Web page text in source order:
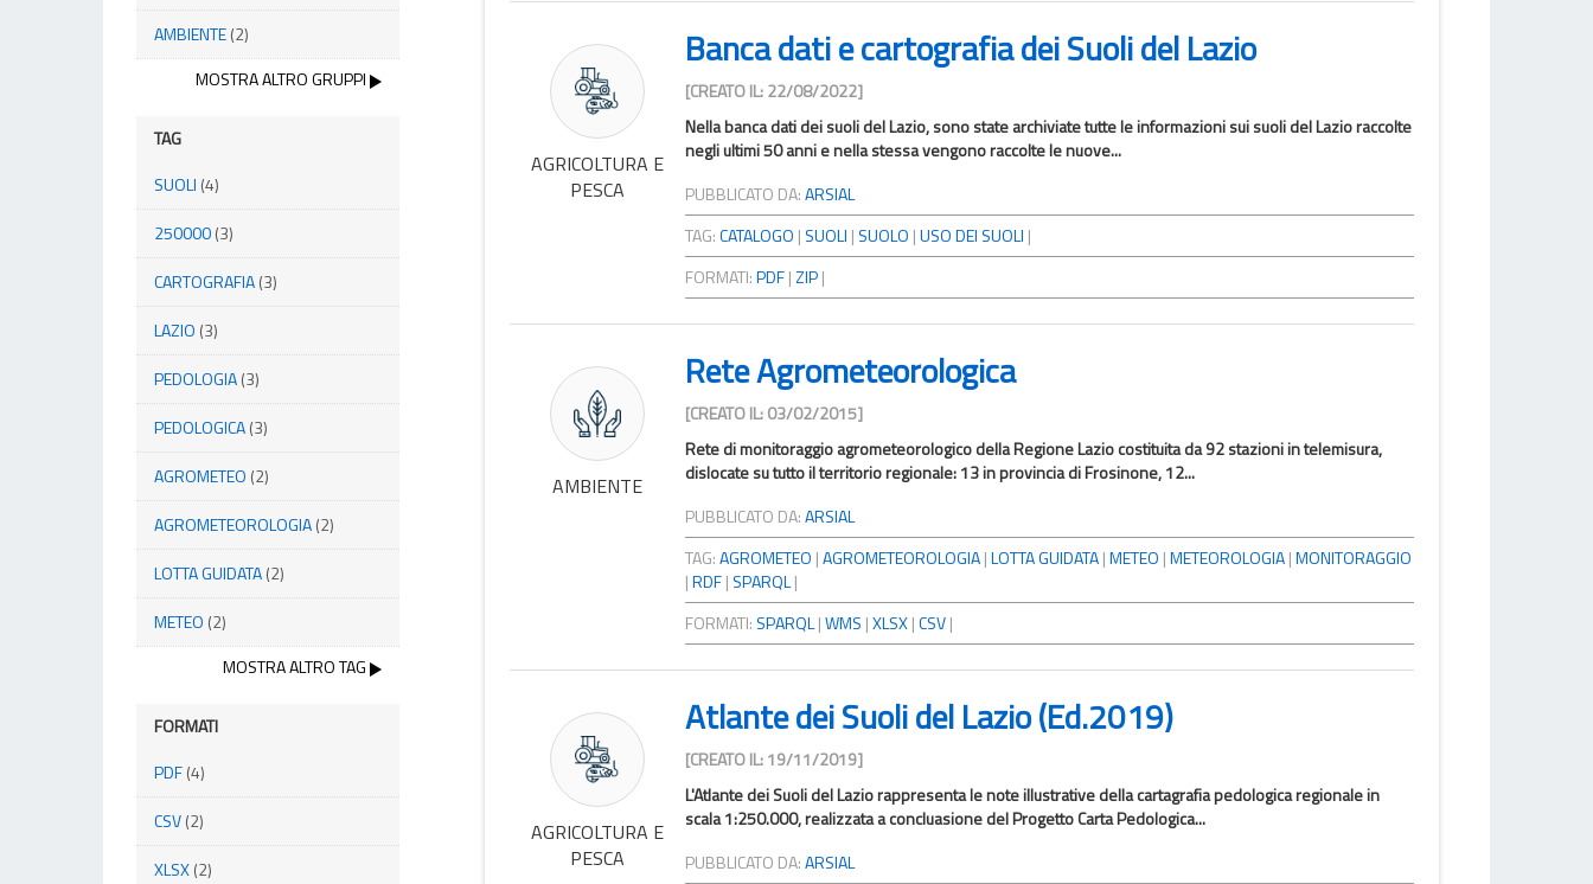
AMBIENTE(2)
MOSTRA ALTRO GRUPPI
TAG
SUOLI (4)
250000(3)
CARTOGRAFIA(3)
LAZIO (3)
PEDOLOGIA(3)
PEDOLOGICA(3)
AGROMETEO (2)
AGROMETEOROLOGIA(2)
LOTTA GUIDATA(2)
METEO (2)
MOSTRA ALTRO TAG
FORMATI
PDF(4)
CSV(2)
XLSX(2)
AGRICOLTURA E
PESCA
Banca dati e cartografia dei Suoli del Lazio
[CREATO IL: 22/08/2022]
Nella banca dati dei suoli del Lazio, sono state archiviate tutte le informazioni sui suoli del Lazio raccolte
negli ultimi 50 anni e nella stessa vengono raccolte le nuove...
PUBBLICATO DA:ARSIAL
TAG:CATALOGO | SUOLI | SUOLO |USO DEI SUOLI |
FORMATI:PDF |ZIP |
AMBIENTE
Rete Agrometeorologica
[CREATO IL: 03/02/2015]
Rete di monitoraggio agrometeorologico della Regione Lazio costituita da 92 stazioni in telemisura,
dislocate su tutto il territorio regionale: 13 in provincia di Frosinone, 12...
PUBBLICATO DA:ARSIAL
TAG:AGROMETEO |AGROMETEOROLOGIA |LOTTA GUIDATA |METEO |METEOROLOGIA |MONITORAGGIO
|RDF | SPARQL |
FORMATI: SPARQL |WMS |XLSX |CSV |
AGRICOLTURA E
PESCA
Atlante dei Suoli del Lazio (Ed.2019)
[CREATO IL: 19/11/2019]
L'Atlante dei Suoli del Lazio rappresenta le note illustrative della cartagrafia pedologica regionale in
scala 1:250.000, realizzata a concluasione del Progetto Carta Pedologica...
PUBBLICATO DA:ARSIAL